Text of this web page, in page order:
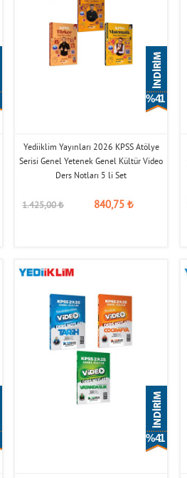
% 41
Yediiklim Yayınları 2026 KPSS Atölye
Serisi Genel Yetenek Genel Kültür Video
Ders Notları 5 li Set
1.425,00₺ 840,75 ₺
% 41